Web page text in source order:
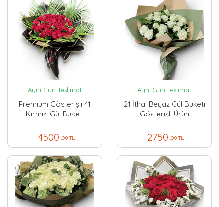
Aynı Gün Teslimat
Premium Gösterişli 41
Kırmızı Gül Buketi
4500 ,00 TL
Aynı Gün Teslimat
21 İthal Beyaz Gül Buketi
Gösterişli Ürün
2750 ,00 TL